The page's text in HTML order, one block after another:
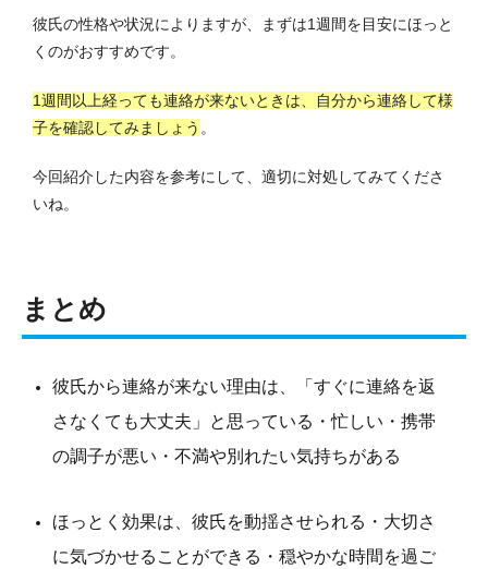
彼氏の性格や状況によりますが、まずは1週間を目安にほっと
くのがおすすめです。
1週間以上経っても連絡が来ないときは、自分から連絡して様
子を確認してみましょう 。
今回紹介した内容を参考にして、適切に対処してみてくださ
いね。
まとめ
彼氏から連絡が来ない理由は、「すぐに連絡を返
さなくても大丈夫」と思っている・忙しい・携帯
の調子が悪い・不満や別れたい気持ちがある
ほっとく効果は、彼氏を動揺させられる・大切さ
に気づかせることができる・穏やかな時間を過ご